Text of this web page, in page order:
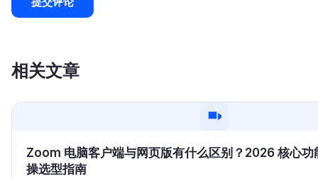
相关文章
Zoom 电脑客户端与网页版有什么区别？2026 核心功
操选型指南